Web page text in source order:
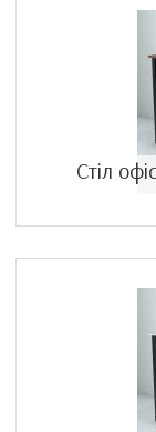
Стіл